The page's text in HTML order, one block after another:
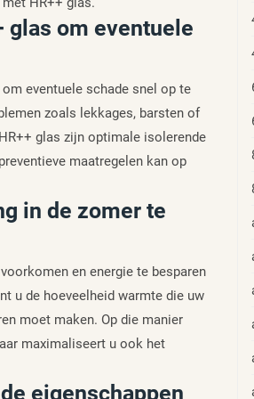
glas om eventuele
eventuele schade snel op te
zoals lekkages, barsten of
glas zijn optimale isolerende
maatregelen kan op
in de zomer te
en energie te besparen
u de hoeveelheid warmte die uw
moet maken. Op die manier
maximaliseert u ook het
eigenschappen